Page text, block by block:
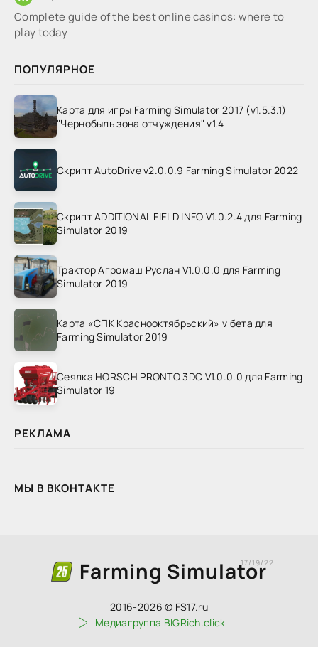
Complete guide of the best online casinos: where to
play today
ПОПУЛЯРНОЕ
Карта для игры Farming Simulator 2017 (v1.5.3.1)
"Чернобыль зона отчуждения" v1.4
Скрипт AutoDrive v2.0.0.9 Farming Simulator 2022
Скрипт ADDITIONAL FIELD INFO V1.0.2.4 для Farming
Simulator 2019
Трактор Агромаш Руслан V1.0.0.0 для Farming
Simulator 2019
Карта «СПК Краснооктябрьский» v бета для
Farming Simulator 2019
Сеялка HORSCH PRONTO 3DC V1.0.0.0 для Farming
Simulator 19
РЕКЛАМА
МЫ В ВКОНТАКТЕ
Farming Simulator
17/19/22
2016-2026 © FS17.ru
Медиагруппа BIGRich.click